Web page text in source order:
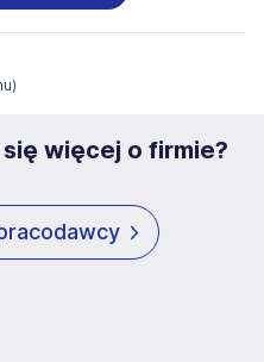
informacyjna.html
rekrutacji przez okres
i może być w każdym
więcej o firmie?